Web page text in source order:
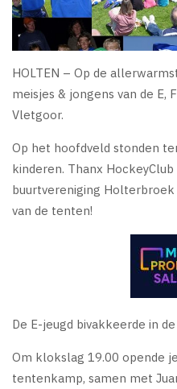
HOLTEN – Op de
meisjes & jongens van de E,
Vletgoor.
Op het hoofdveld stonden
kinderen. Thanx
buurtvereniging
van de tenten!
De E-jeugd bivakkeerde in
Om klokslag 19.00 opende
tentenkamp, samen met